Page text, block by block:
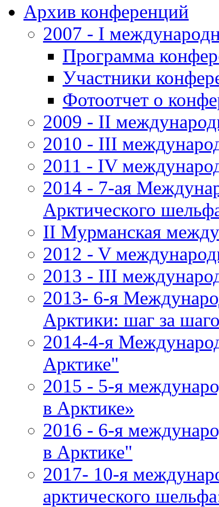
Архив конференций
2007 - I
Программа
Участники
Фотоотчет о
2009 - II
2010 - III
2011 - IV
2014 - 7-ая
Арктического
II Мурманская
2012 - V
2013 - III
2013- 6-я
Арктики: шаг за
2014-4-я
Арктике"
2015 - 5-я
в Арктике»
2016 - 6-я
в Арктике"
2017- 10-я
арктического